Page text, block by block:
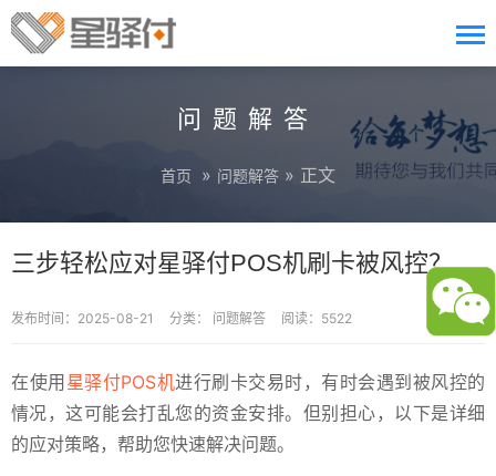
问题解答
首页 » 问题解答 » 正文
三步轻松应对星驿付POS机刷卡被风控？
发布时间：2025-08-21 分类： 问题解答 阅读：5522
在使用 星驿付POS机进行刷卡交易时，有时会遇到被风控的
情况，这可能会打乱您的资金安排。但别担心，以下是详细
的应对策略，帮助您快速解决问题。